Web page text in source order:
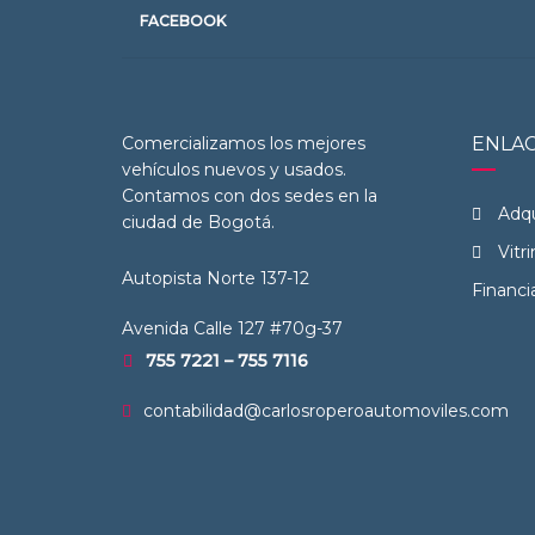
FACEBOOK
Comercializamos los mejores
vehículos nuevos y usados.
Contamos con dos sedes en la
ciudad de Bogotá.
Autopista Norte 137-12
Avenida Calle 127 #70g-37
755 7221 – 755 7116
contabilidad@carlosroperoautomoviles.com